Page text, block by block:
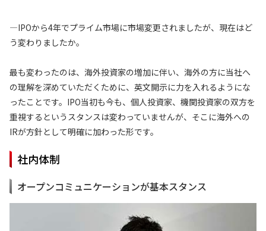
—IPOから4年でプライム市場に市場変更されましたが、現在はど
う変わりましたか。
最も変わったのは、海外投資家の増加に伴い、海外の方に当社へ
の理解を深めていただくために、英文開示に力を入れるようにな
ったことです。IPO当初も今も、個人投資家、機関投資家の双方を
重視するというスタンスは変わっていませんが、そこに海外への
IRが方針として明確に加わった形です。
社内体制
オープンコミュニケーションが基本スタンス